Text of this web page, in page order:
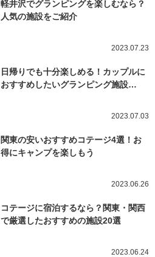
軽井沢でグランピングを楽しむなら？
人気の施設をご紹介
2023.07.23
日帰りでも十分楽しめる！カップルに
おすすめしたいグランピング施設…
2023.07.03
関東の安いおすすめコテージ4選！お
得にキャンプを楽しもう
2023.06.26
コテージに宿泊するなら？関東・関西
で厳選したおすすめの施設20選
2023.06.24